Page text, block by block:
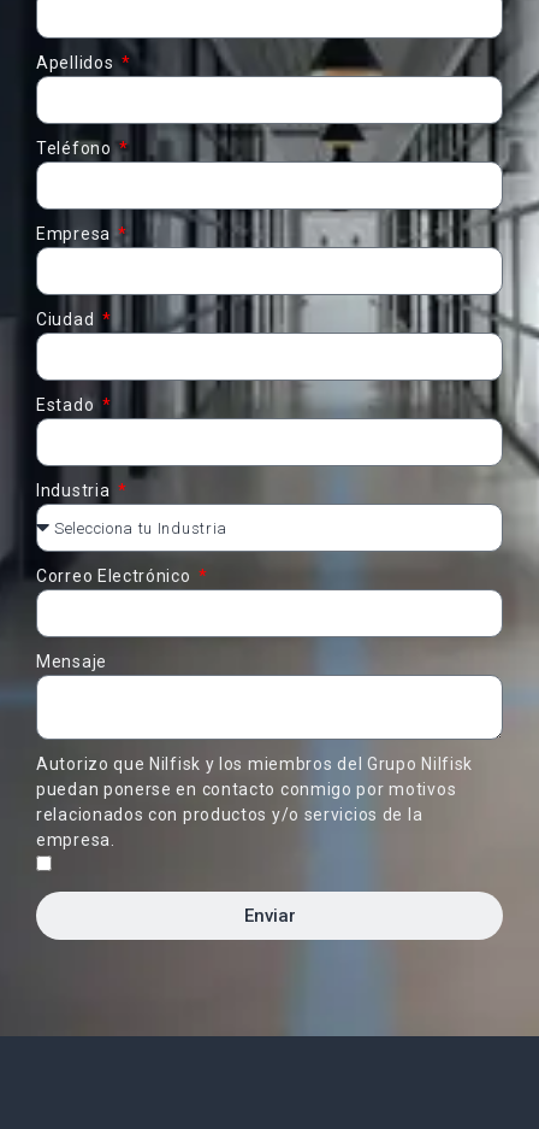
Apellidos
Teléfono
Empresa
Ciudad
Estado
Industria
Correo Electrónico
Mensaje
Autorizo que Nilfisk y los miembros del Grupo Nilfisk
puedan ponerse en contacto conmigo por motivos
relacionados con productos y/o servicios de la
empresa.
Enviar